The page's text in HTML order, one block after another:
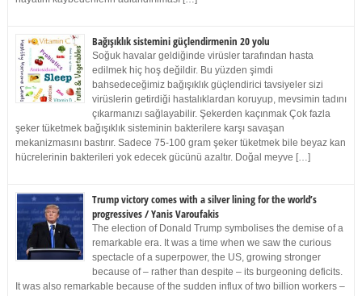
Bağışıklık sistemini güçlendirmenin 20 yolu
Soğuk havalar geldiğinde virüsler tarafından hasta
edilmek hiç hoş değildir. Bu yüzden şimdi
bahsedeceğimiz bağışıklık güçlendirici tavsiyeler sizi
virüslerin getirdiği hastalıklardan koruyup, mevsimin tadını
çıkarmanızı sağlayabilir. Şekerden kaçınmak Çok fazla
şeker tüketmek bağışıklık sisteminin bakterilere karşı savaşan
mekanizmasını bastırır. Sadece 75-100 gram şeker tüketmek bile beyaz kan
hücrelerinin bakterileri yok edecek gücünü azaltır. Doğal meyve […]
Trump victory comes with a silver lining for the world’s
progressives / Yanis Varoufakis
The election of Donald Trump symbolises the demise of a
remarkable era. It was a time when we saw the curious
spectacle of a superpower, the US, growing stronger
because of – rather than despite – its burgeoning deficits.
It was also remarkable because of the sudden influx of two billion workers –